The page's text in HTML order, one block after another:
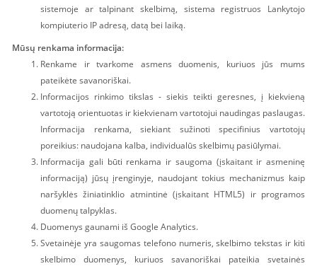
sistemoje ar talpinant skelbimą, sistema registruos Lankytojo
kompiuterio IP adresą, datą bei laiką.
Mūsų renkama informacija:
Renkame ir tvarkome asmens duomenis, kuriuos jūs mums
pateikėte savanoriškai.
Informacijos rinkimo tikslas - siekis teikti geresnes, į kiekvieną
vartotoją orientuotas ir kiekvienam vartotojui naudingas paslaugas.
Informacija renkama, siekiant sužinoti specifinius vartotojų
poreikius: naudojana kalba, individualūs skelbimų pasiūlymai.
Informacija gali būti renkama ir saugoma (įskaitant ir asmeninę
informaciją) jūsų įrenginyje, naudojant tokius mechanizmus kaip
naršyklės žiniatinklio atmintinė (įskaitant HTML5) ir programos
duomenų talpyklas.
Duomenys gaunami iš Google Analytics.
Svetainėje yra saugomas telefono numeris, skelbimo tekstas ir kiti
skelbimo duomenys, kuriuos savanoriškai pateikia svetainės